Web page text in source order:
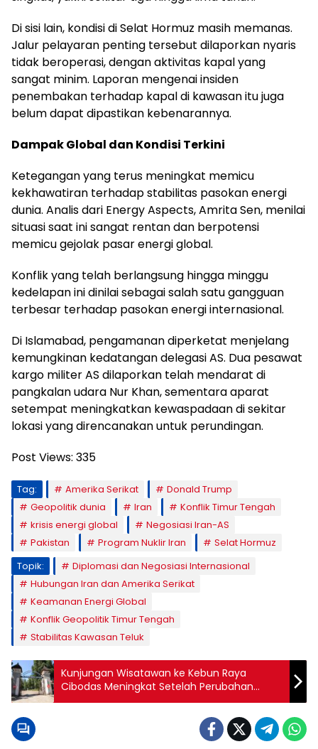
Di sisi lain, kondisi di Selat Hormuz masih memanas.
Jalur pelayaran penting tersebut dilaporkan nyaris
tidak beroperasi, dengan aktivitas kapal yang
sangat minim. Laporan mengenai insiden
penembakan terhadap kapal di kawasan itu juga
belum dapat dipastikan kebenarannya.
Dampak Global dan Kondisi Terkini
Ketegangan yang terus meningkat memicu
kekhawatiran terhadap stabilitas pasokan energi
dunia. Analis dari Energy Aspects, Amrita Sen, menilai
situasi saat ini sangat rentan dan berpotensi
memicu gejolak pasar energi global.
Konflik yang telah berlangsung hingga minggu
kedelapan ini dinilai sebagai salah satu gangguan
terbesar terhadap pasokan energi internasional.
Di Islamabad, pengamanan diperketat menjelang
kemungkinan kedatangan delegasi AS. Dua pesawat
kargo militer AS dilaporkan telah mendarat di
pangkalan udara Nur Khan, sementara aparat
setempat meningkatkan kewaspadaan di sekitar
lokasi yang direncanakan untuk perundingan.
Post Views: 335
Tag: Amerika Serikat
Donald Trump
Geopolitik dunia
Iran
Konflik Timur Tengah
krisis energi global
Negosiasi Iran-AS
Pakistan
Program Nuklir Iran
Selat Hormuz
Topik:
Diplomasi dan Negosiasi Internasional
Hubungan Iran dan Amerika Serikat
Keamanan Energi Global
Konflik Geopolitik Timur Tengah
Stabilitas Kawasan Teluk
Kunjungan Wisatawan ke Kebun Raya
Cibodas Meningkat Setelah Perubahan
Sistem Tiket